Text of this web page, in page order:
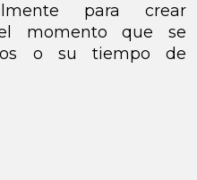
para crear
momento que se
o su tiempo de